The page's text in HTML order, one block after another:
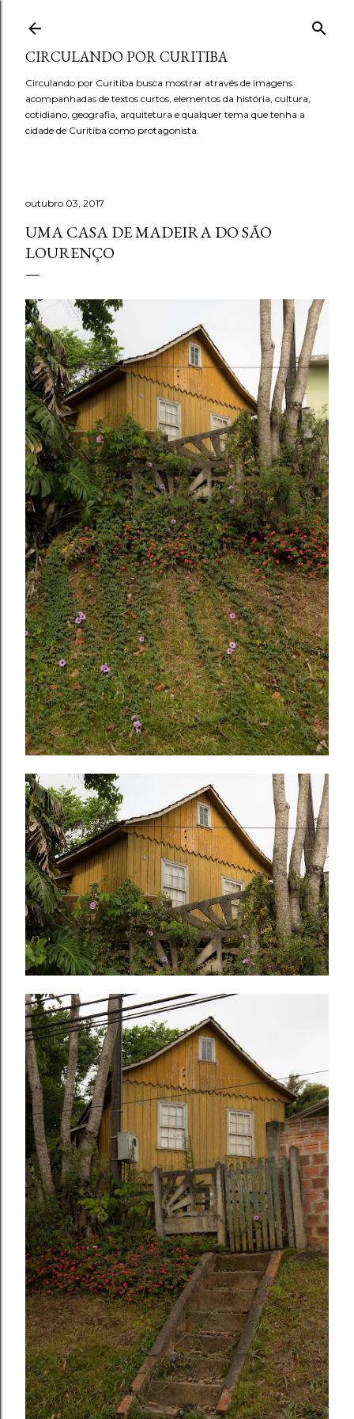
CIRCULANDO POR CURITIBA
Circulando por Curitiba busca mostrar através de imagens
acompanhadas de textos curtos, elementos da história, cultura,
cotidiano, geografia, arquitetura e qualquer tema que tenha a
cidade de Curitiba como protagonista.
outubro 03, 2017
UMA CASA DE MADEIRA DO SÃO
LOURENÇO